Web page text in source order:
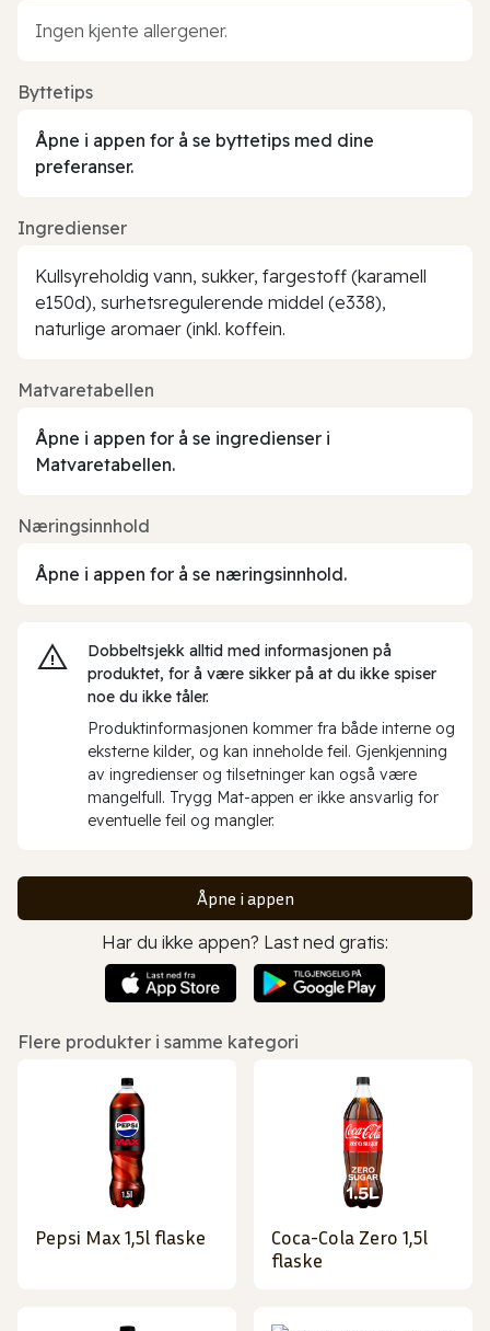
Ingen kjente allergener.
Byttetips
Åpne i appen for å se byttetips med dine
preferanser.
Ingredienser
Kullsyreholdig vann, sukker, fargestoff (karamell
e150d), surhetsregulerende middel (e338),
naturlige aromaer (inkl. koffein.
Matvaretabellen
Åpne i appen for å se ingredienser i
Matvaretabellen.
Næringsinnhold
Åpne i appen for å se næringsinnhold.
Dobbeltsjekk alltid med informasjonen på
produktet, for å være sikker på at du ikke spiser
noe du ikke tåler.
Produktinformasjonen kommer fra både interne og
eksterne kilder, og kan inneholde feil. Gjenkjenning
av ingredienser og tilsetninger kan også være
mangelfull. Trygg Mat-appen er ikke ansvarlig for
eventuelle feil og mangler.
Åpne i appen
Har du ikke appen? Last ned gratis:
Flere produkter i samme kategori
Pepsi Max 1,5l flaske
Coca-Cola Zero 1,5l
flaske